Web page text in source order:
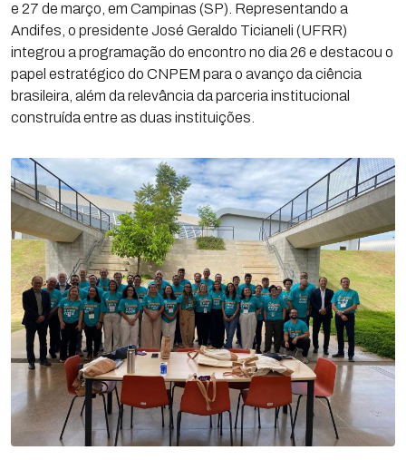
e 27 de março, em Campinas (SP). Representando a
Andifes, o presidente José Geraldo Ticianeli (UFRR)
integrou a programação do encontro no dia 26 e destacou o
papel estratégico do CNPEM para o avanço da ciência
brasileira, além da relevância da parceria institucional
construída entre as duas instituições.